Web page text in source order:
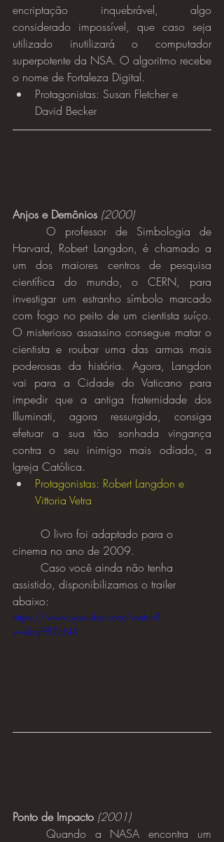
encriptação inquebrável, algo
considerado impossível, que caso seja
utilizado inutilizará o computador
superpotente da NSA. O algoritmo recebe
o nome de Fortaleza Digital.
Protagonistas: Susan Fletcher e
David Becker
Anjos e Demônios (2000)
Harvard, Robert Langdon, é chamado a
um dos maiores centros de pesquisa
científica do mundo, o CERN, para
investigar um estranho símbolo marcado
com fogo no peito de um cientista suíço.
O misterioso assassino consegue matar o
cientista e roubar uma das armas mais
poderosas da história. Agora, Langdon
vai para a Cidade do Vaticano para
impedir que a antiga fraternidade dos
Illuminati, agora ressurgida, consiga
efetuar a sua tão sonhada vingança
contra o seu inimigo mais odiado, a
Igreja Católica.
Protagonistas: Robert Langdon e
Vittoria Vetra
cinema no ano de 2009.
assistido, disponibilizamos o trailer
abaixo:
https://www.youtube.com/watch?
v=xloqFPl7cN4
Ponto de Impacto (2001)